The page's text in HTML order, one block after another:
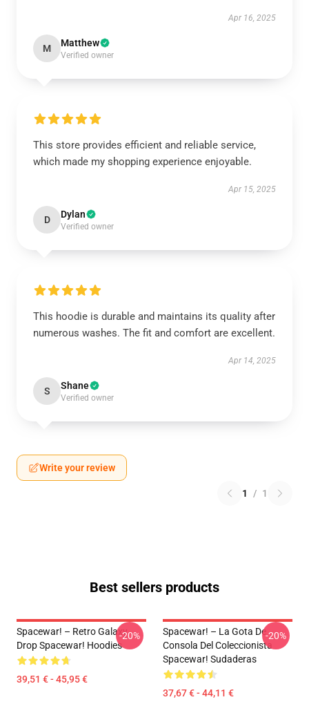
Apr 16, 2025
M Matthew
Verified owner
This store provides efficient and reliable service,
which made my shopping experience enjoyable.
Apr 15, 2025
D Dylan
Verified owner
This hoodie is durable and maintains its quality after
numerous washes. The fit and comfort are excellent.
Apr 14, 2025
S Shane
Verified owner
Write your review
1 / 1
Best sellers products
Spacewar! – Retro Galaxy
Drop Spacewar! Hoodies
39,51 € - 45,95 €
-20%
Spacewar! – La Gota De
Consola Del Coleccionista
Spacewar! Sudaderas
37,67 € - 44,11 €
-20%